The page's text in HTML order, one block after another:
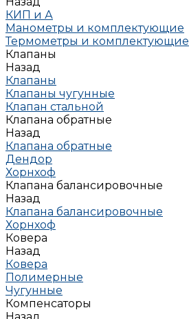
КИП и А
Манометры и комплектующие
Термометры и комплектующие
Клапаны
Назад
Клапаны
Клапаны чугунные
Клапан стальной
Клапана обратные
Назад
Клапана обратные
Дендор
Хорнхоф
Клапана балансировочные
Назад
Клапана балансировочные
Хорнхоф
Ковера
Назад
Ковера
Полимерные
Чугунные
Компенсаторы